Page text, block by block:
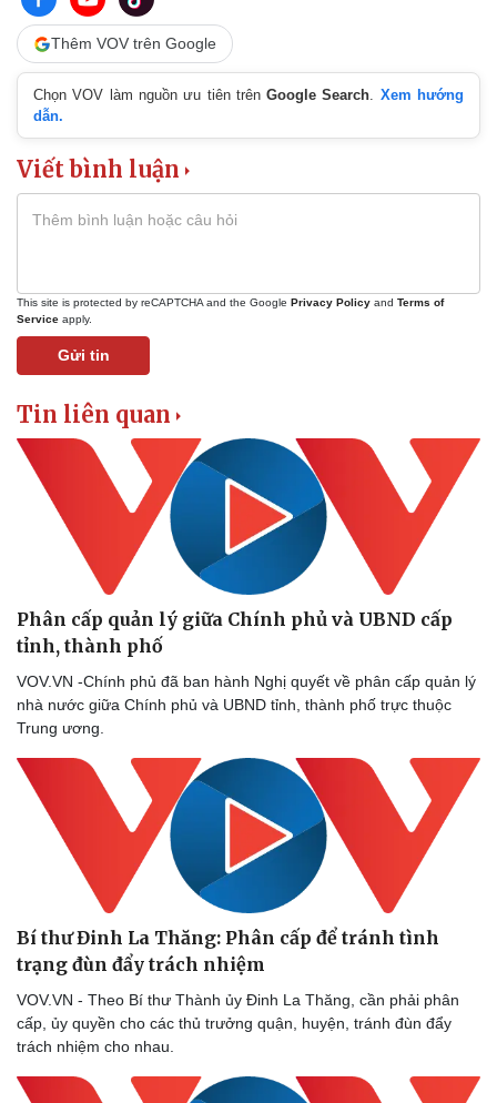
Kinh tế
Bất động sản
Khởi nghiệp
Thị trường
Giá vàng
Tiêu dùng
Chứng khoán
Giá cà phê
Thêm VOV trên Google
Chọn VOV làm nguồn ưu tiên trênGoogle Search. Xem hướng
dẫn.
Viết bình luận
This site is protected by reCAPTCHA and the Google Privacy Policy and Terms of
Service apply.
Gửi tin
Tin liên quan
Phân cấp quản lý giữa Chính phủ và UBND cấp
tỉnh, thành phố
VOV.VN -Chính phủ đã ban hành Nghị quyết về phân cấp quản lý
nhà nước giữa Chính phủ và UBND tỉnh, thành phố trực thuộc
Trung ương.
Bí thư Đinh La Thăng: Phân cấp để tránh tình
trạng đùn đẩy trách nhiệm
VOV.VN - Theo Bí thư Thành ủy Đinh La Thăng, cần phải phân
cấp, ủy quyền cho các thủ trưởng quận, huyện, tránh đùn đẩy
trách nhiệm cho nhau.